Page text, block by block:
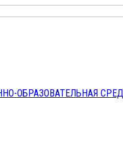
ОБРАЗОВАТЕЛЬНАЯ